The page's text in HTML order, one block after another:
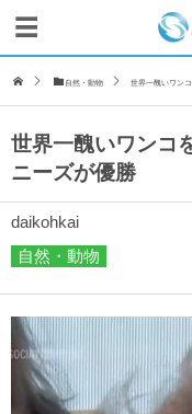
自然・動物 世界一醜いワン
世界一醜いワンコ
ニーズが優勝
daikohkai
自然・動物